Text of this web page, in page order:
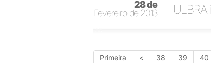
28 de
Fevereiro de 2013
ULBRA
Primeira < 38 39 40